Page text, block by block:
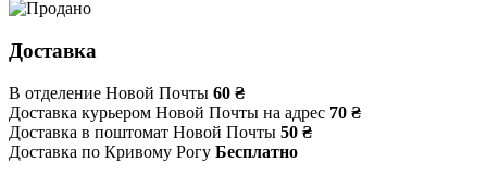
Доставка
В отделение Новой Почты 60 ₴
Доставка курьером Новой Почты на адрес 70 ₴
Доставка в поштомат Новой Почты 50 ₴
Доставка по Кривому Рогу Бесплатно